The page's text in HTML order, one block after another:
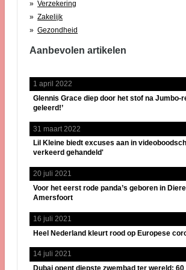
Verzekering
Zakelijk
Gezondheid
Aanbevolen artikelen
1 april 2022
Glennis Grace diep door het stof na Jumbo-
geleerd!’
31 maart 2022
Lil Kleine biedt excuses aan in
verkeerd gehandeld'
20 juli 2021
Voor het eerst rode panda’s geboren in
Amersfoort
16 juli 2021
Heel Nederland kleurt rood op Europese
14 juli 2021
Dubai opent diepste zwembad ter wereld: